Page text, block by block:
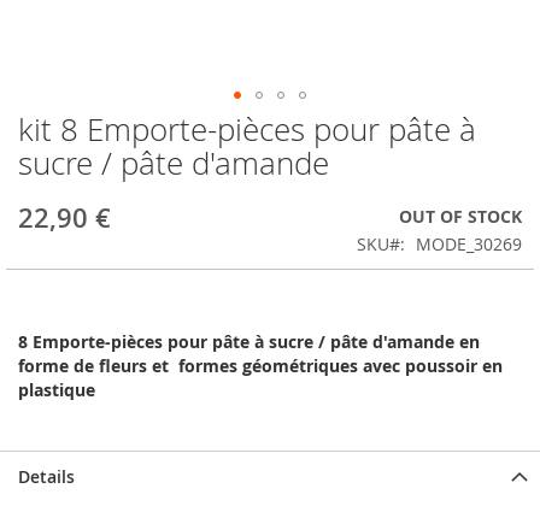
Skip
to
the
of
images
kit 8 Emporte-pièces pour pâte à
sucre / pâte d'amande
22,90 €
OUT OF STOCK
SKU
MODE_30269
8 Emporte-pièces pour pâte à sucre / pâte d'amande en
forme de fleurs et formes géométriques avec poussoir en
plastique
Details